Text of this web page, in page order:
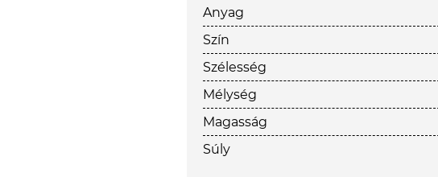
Anyag
Szín
Szélesség
Mélység
Magasság
Súly